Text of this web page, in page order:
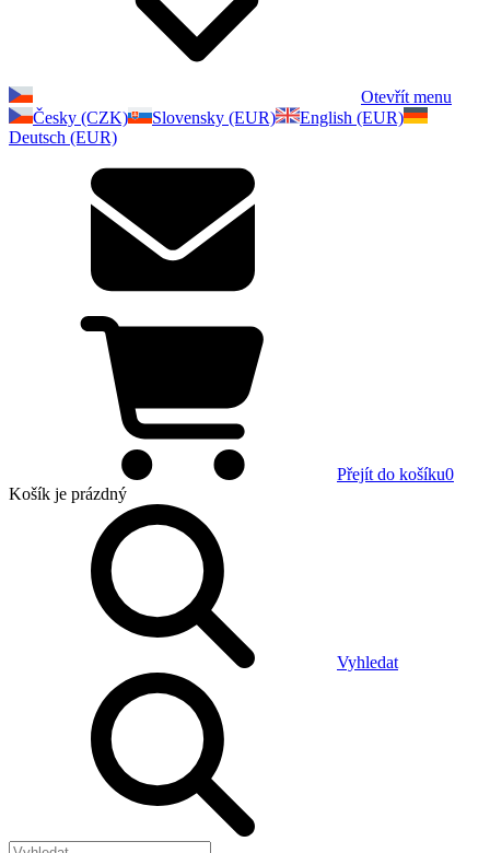
Otevřít menu
Česky (CZK)
Slovensky (EUR)
English (EUR)
Deutsch (EUR)
Přejít do košíku0
Košík je prázdný
Vyhledat